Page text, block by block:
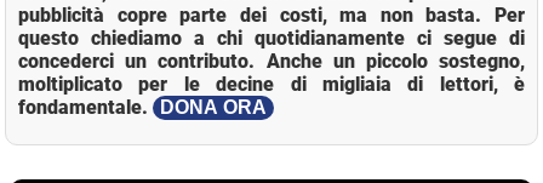
pubblicità copre parte dei costi, ma non basta. Per
questo chiediamo a chi quotidianamente ci segue di
concederci un contributo. Anche un piccolo sostegno,
moltiplicato per le decine di migliaia di lettori, è
fondamentale.
DONA ORA